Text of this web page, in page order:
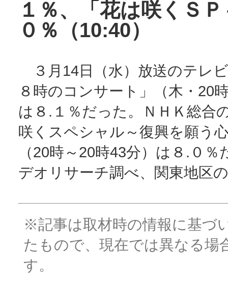
１％、「花は咲くＳ
０％（10:40）
３月14日（水）放送のテレ
８時のコンサート」（木・20
は８.１％だった。ＮＨＫ総合
咲くスペシャル～復興を願う
（20時～20時43分）は８.０％
デオリサーチ調べ、関東地区
※記事は取材時の情報に基づ
たもので、現在では異なる場
す。